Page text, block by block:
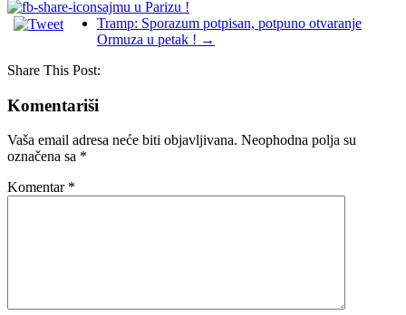
sajmu u Parizu !
Tramp: Sporazum potpisan, potpuno otvaranje
Ormuza u petak ! →
Share This Post:
Komentariši
Vaša email adresa neće biti objavljivana. Neophodna polja su
označena sa *
Komentar *